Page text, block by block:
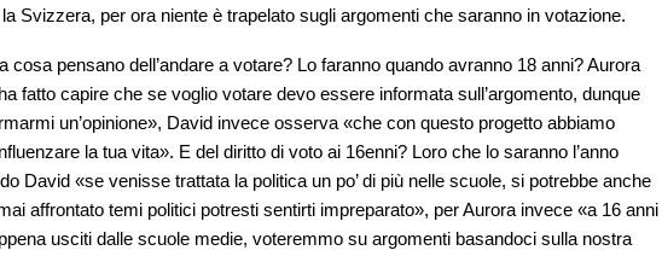
Svizzera, per ora niente è trapelato sugli argomenti che saranno in votazione.
pensano dell’andare a votare? Lo faranno quando avranno 18 anni? Aurora
fatto capire che se voglio votare devo essere informata sull’argomento, dunque
un’opinione», David invece osserva «che con questo progetto abbiamo
la tua vita». E del diritto di voto ai 16enni? Loro che lo saranno l’anno
David «se venisse trattata la politica un po’ di più nelle scuole, si potrebbe anche
affrontato temi politici potresti sentirti impreparato», per Aurora invece «a 16 anni
usciti dalle scuole medie, voteremmo su argomenti basandoci sulla nostra